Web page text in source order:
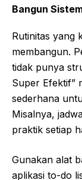
Bangun
Rutinitas yang
membangun.
tidak punya
Super Efektif”
sederhana
Misalnya,
praktik setiap
Gunakan alat
aplikasi to-do